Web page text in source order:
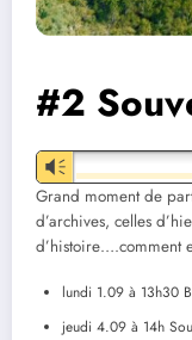
#2
Vm
Grand moment de
d’archives, celles
d’histoire….comment
lundi 1.09 à 13h30
jeudi 4.09 à 14h